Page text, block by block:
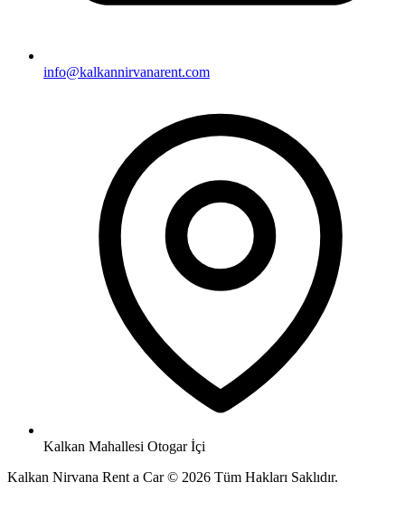
info@kalkannirvanarent.com
Kalkan Mahallesi Otogar İçi
Kalkan Nirvana Rent a Car © 2026 Tüm Hakları Saklıdır.